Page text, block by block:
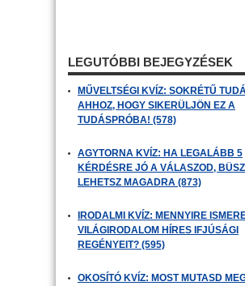
LEGUTÓBBI BEJEGYZÉSEK
MŰVELTSÉGI KVÍZ: SOKRÉTŰ
AHHOZ, HOGY SIKERÜLJÖN EZ A
TUDÁSPRÓBA! (578)
AGYTORNA KVÍZ: HA LEGALÁBB 5
KÉRDÉSRE JÓ A VÁLASZOD,
LEHETSZ MAGADRA (873)
IRODALMI KVÍZ: MENNYIRE
VILÁGIRODALOM HÍRES IFJÚSÁGI
REGÉNYEIT? (595)
OKOSÍTÓ KVÍZ: MOST MUTASD